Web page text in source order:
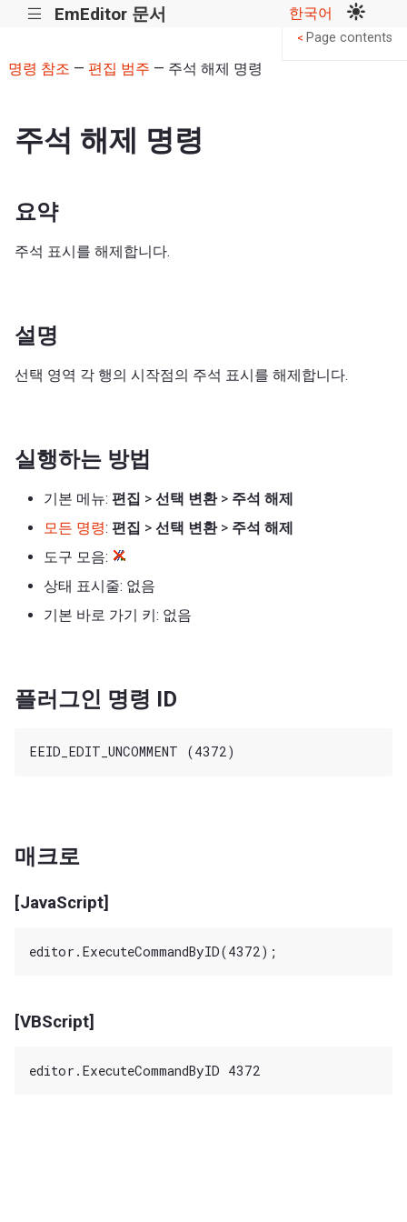
||| EmEditor 문서 한국어
명령 참조 — 편집 범주 — 주석 해제 명령
주석 해제 명령
요약
주석 표시를 해제합니다.
설명
선택 영역 각 행의 시작점의 주석 표시를 해제합니다.
실행하는 방법
기본 메뉴: 편집 > 선택 변환> 주석 해제
모든 명령: 편집 > 선택 변환> 주석 해제
도구 모음:
상태 표시줄: 없음
기본 바로 가기 키: 없음
플러그인 명령 ID
매크로
[JavaScript]
[VBScript]
< Page contents